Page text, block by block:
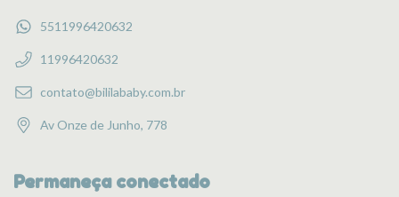
5511996420632
11996420632
contato@bililababy.com.br
Av Onze de Junho, 778
Permaneça conectado